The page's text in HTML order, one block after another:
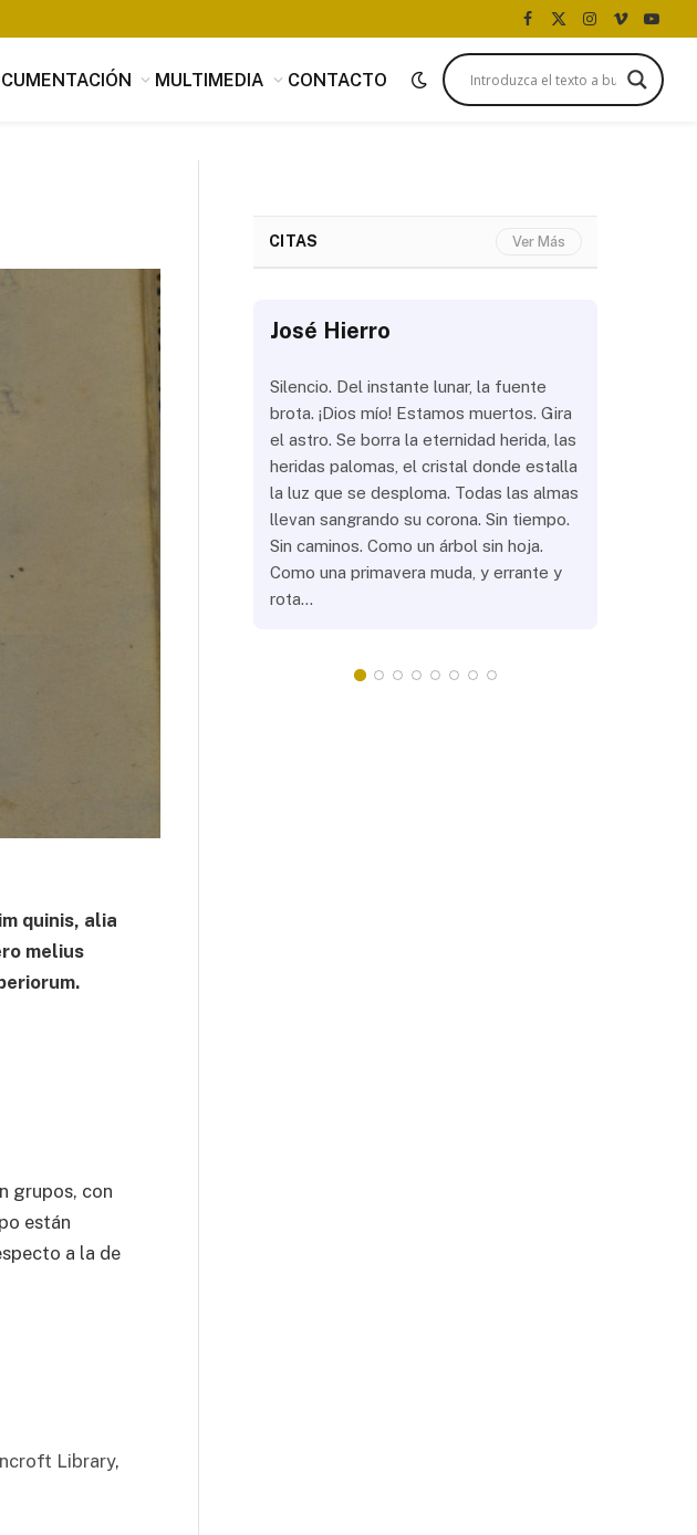
Facebook
X
(Twitter)
Instagram
Vimeo
MULTIMEDIA CONTACTO
quinis, alia
melius
grupos, con
están
a la de
Library,
CITAS Ver Más
Luis de Victoria
buscara utilidad, nada es más
música, que penetrando con
no sólo al alma sino también
José Hierro
Silencio. Del instante lunar, la fuente
brota. ¡Dios mío! Estamos muertos. Gira
el astro. Se borra la eternidad herida, las
heridas palomas, el cristal donde estalla
la luz que se desploma. Todas las almas
llevan sangrando su corona. Sin tiempo.
Sin caminos. Como un árbol sin hoja.
Como una primavera muda, y errante y
rota…